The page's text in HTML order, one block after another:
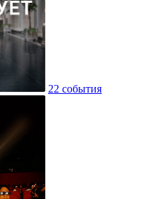
22 события